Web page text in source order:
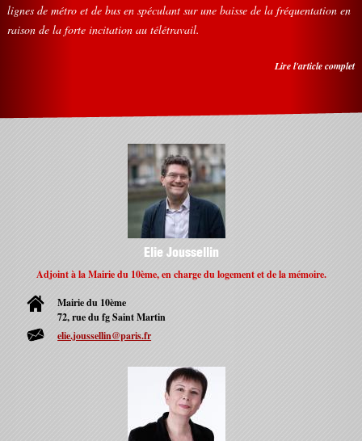
lignes de métro et de bus en spéculant sur une baisse de la fréquentation en
raison de la forte incitation au télétravail.
Lire l'article complet
Elie Joussellin
Adjoint à la Mairie du 10ème, en charge du logement et de la mémoire.
Mairie du 10ème
72, rue du fg Saint Martin
elie.joussellin@paris.fr